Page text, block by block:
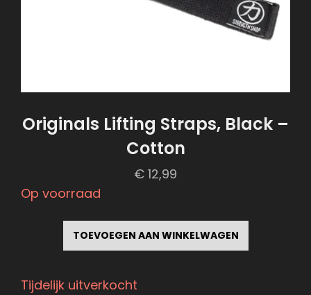
Originals Lifting Straps, Black –
Cotton
€ 12,99
Op voorraad
TOEVOEGEN AAN WINKELWAGEN
Tijdelijk uitverkocht